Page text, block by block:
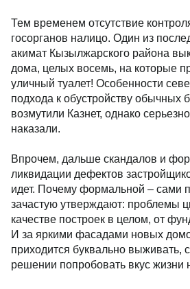
Тем временем отсутствие
госорганов налицо. Один из
акимат Кызылжарского района
дома, целых восемь, на которые
уличный туалет! Особенности
подхода к обустройству обычных
возмутили Казнет, однако
наказали.
Впрочем, дальше скандалов и
ликвидации дефектов
идет. Почему формальной – сами
зачастую утверждают: проблемы
качестве построек в целом, от
И за яркими фасадами новых
приходится буквально выживать,
решении попробовать вкус жизни